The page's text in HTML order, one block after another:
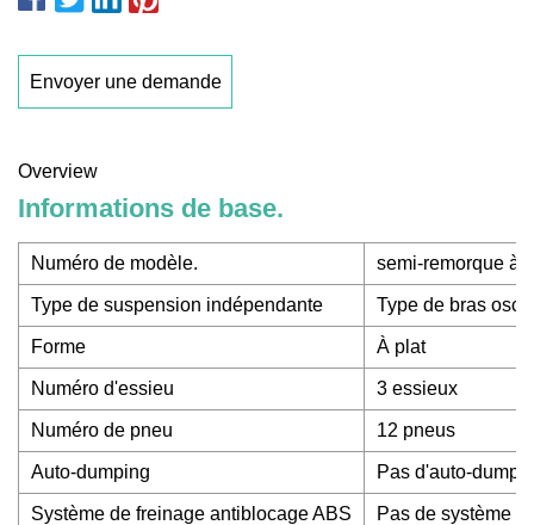
Envoyer une demande
Overview
Informations de base.
Numéro de modèle. semi-remorque à
Type de suspension indépendante Type de bras
Forme À plat
Numéro d'essieu 3 essieux
Numéro de pneu 12 pneus
Auto-dumping Pas d'auto-
Système de freinage antiblocage ABS Pas de système